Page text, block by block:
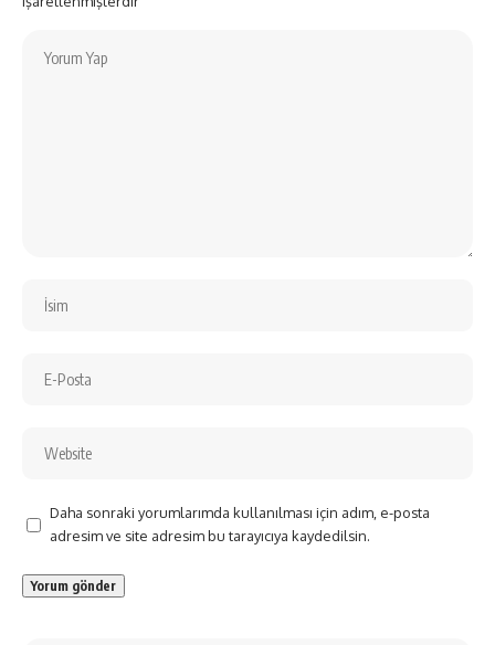
Daha sonraki yorumlarımda kullanılması için adım, e-posta
adresim ve site adresim bu tarayıcıya kaydedilsin.